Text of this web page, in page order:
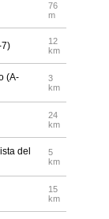
76
m
7)
12
km
(A-
3
km
24
km
del
5
km
15
km